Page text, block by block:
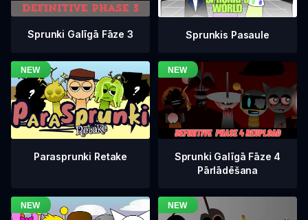
Sprunki Galīgā Fāze 3 Sprunkis Pasaule
Parasprunki Retake
Sprunki Galīgā Fāze 4
Pārlādēšana